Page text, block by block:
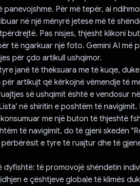
Për më tepër, ai
në një mënyrë jetese më të
Pas nisjes, thjesht klikoni
të ngarkuar një foto. Gemini AI më
për çdo artikull ushqimor.
janë të theksuara me të kuqe,
artikujt që kërkojnë vëmendje të
së ushqimit është e vendosur
në shiritin e poshtëm të
me një buton të thjeshtë
të navigimit, do të gjeni skedën
e tyre të ruajtur dhe të
dyfishtë: të promovojë shëndetin
e çështjeve globale të klimës